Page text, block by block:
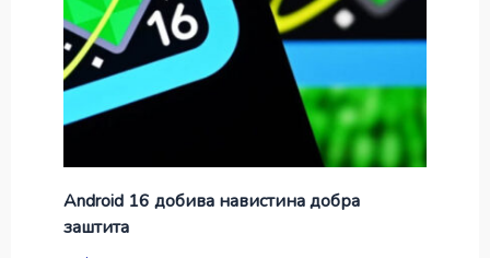
Android 16 добива навистина добра
заштита